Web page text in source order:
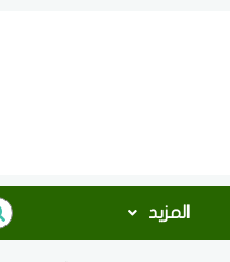
المزيد